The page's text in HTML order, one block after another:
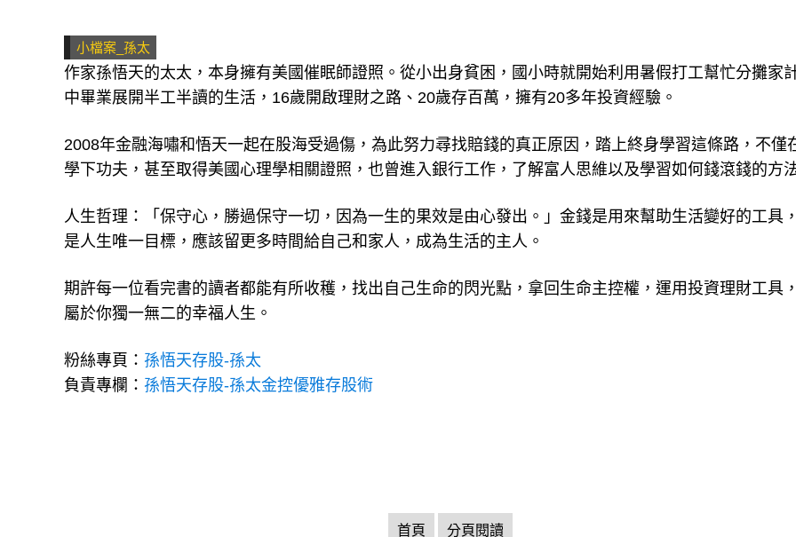
小檔案_孫太
作家孫悟天的太太，本身擁有美國催眠師證照。從小出身貧困，國小時就開始利用暑假打工幫忙分攤家
中畢業展開半工半讀的生活，16歲開啟理財之路、20歲存百萬，擁有20多年投資經驗。
2008年金融海嘯和悟天一起在股海受過傷，為此努力尋找賠錢的真正原因，踏上終身學習這條路，不僅
學下功夫，甚至取得美國心理學相關證照，也曾進入銀行工作，了解富人思維以及學習如何錢滾錢的方
人生哲理：「保守心，勝過保守一切，因為一生的果效是由心發出。」金錢是用來幫助生活變好的工具
是人生唯一目標，應該留更多時間給自己和家人，成為生活的主人。
期許每一位看完書的讀者都能有所收穫，找出自己生命的閃光點，拿回生命主控權，運用投資理財工具
屬於你獨一無二的幸福人生。
粉絲專頁： 孫悟天存股-孫太
負責專欄： 孫悟天存股-孫太金控優雅存股術
首頁 分頁閱讀